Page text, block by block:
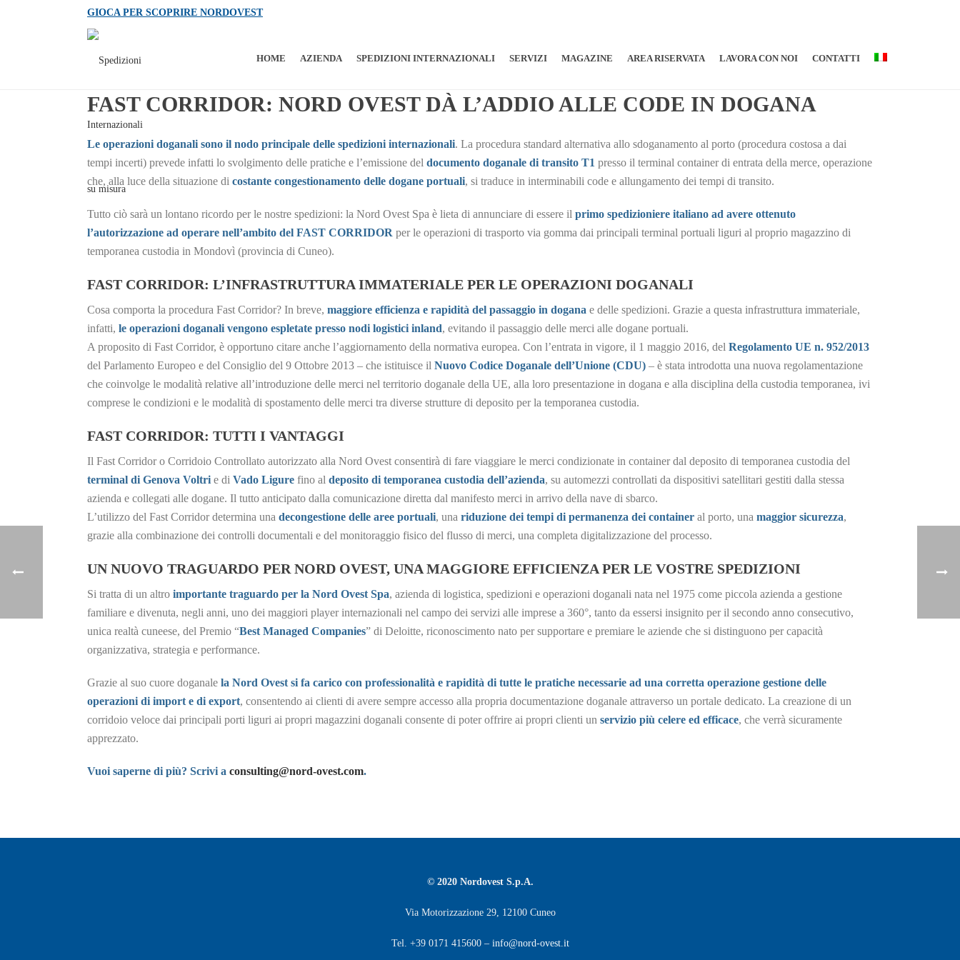
GIOCA PER SCOPRIRE NORDOVEST
HOME AZIENDA SPEDIZIONI INTERNAZIONALI SERVIZI MAGAZINE AREA RISERVATA LAVORA CON NOI CONTATTI
FAST CORRIDOR: NORD OVEST DÀ L’ADDIO ALLE CODE IN DOGANA
Le operazioni doganali sono il nodo principale delle spedizioni internazionali. La procedura standard alternativa allo sdoganamento al porto (procedura costosa a dai
tempi incerti) prevede infatti lo svolgimento delle pratiche e l’emissione del documento doganale di transito T1 presso il terminal container di entrata della merce, operazione
che, alla luce della situazione di costante congestionamento delle dogane portuali, si traduce in interminabili code e allungamento dei tempi di transito.
Tutto ciò sarà un lontano ricordo per le nostre spedizioni: la Nord Ovest Spa è lieta di annunciare di essere il primo spedizioniere italiano ad avere ottenuto
l’autorizzazione ad operare nell’ambito del FAST CORRIDOR per le operazioni di trasporto via gomma dai principali terminal portuali liguri al proprio magazzino di
temporanea custodia in Mondovì (provincia di Cuneo).
FAST CORRIDOR: L’INFRASTRUTTURA IMMATERIALE PER LE OPERAZIONI DOGANALI
Cosa comporta la procedura Fast Corridor? In breve, maggiore efficienza e rapidità del passaggio in dogana e delle spedizioni. Grazie a questa infrastruttura immateriale,
infatti, le operazioni doganali vengono espletate presso nodi logistici inland, evitando il passaggio delle merci alle dogane portuali.
A proposito di Fast Corridor, è opportuno citare anche l’aggiornamento della normativa europea. Con l’entrata in vigore, il 1 maggio 2016, del Regolamento UE n. 952/2013
del Parlamento Europeo e del Consiglio del 9 Ottobre 2013 – che istituisce il Nuovo Codice Doganale dell’Unione (CDU) – è stata introdotta una nuova regolamentazione
che coinvolge le modalità relative all’introduzione delle merci nel territorio doganale della UE, alla loro presentazione in dogana e alla disciplina della custodia temporanea, ivi
comprese le condizioni e le modalità di spostamento delle merci tra diverse strutture di deposito per la temporanea custodia.
FAST CORRIDOR: TUTTI I VANTAGGI
Il Fast Corridor o Corridoio Controllato autorizzato alla Nord Ovest consentirà di fare viaggiare le merci condizionate in container dal deposito di temporanea custodia del
terminal di Genova Voltri e di Vado Ligure fino al deposito di temporanea custodia dell’azienda, su automezzi controllati da dispositivi satellitari gestiti dalla stessa
azienda e collegati alle dogane. Il tutto anticipato dalla comunicazione diretta dal manifesto merci in arrivo della nave di sbarco.
L’utilizzo del Fast Corridor determina una decongestione delle aree portuali, una riduzione dei tempi di permanenza dei container al porto, una maggior sicurezza,
grazie alla combinazione dei controlli documentali e del monitoraggio fisico del flusso di merci, una completa digitalizzazione del processo.
UN NUOVO TRAGUARDO PER NORD OVEST, UNA MAGGIORE EFFICIENZA PER LE VOSTRE SPEDIZIONI
Si tratta di un altro importante traguardo per la Nord Ovest Spa, azienda di logistica, spedizioni e operazioni doganali nata nel 1975 come piccola azienda a gestione
familiare e divenuta, negli anni, uno dei maggiori player internazionali nel campo dei servizi alle imprese a 360°, tanto da essersi insignito per il secondo anno consecutivo,
unica realtà cuneese, del Premio “Best Managed Companies” di Deloitte, riconoscimento nato per supportare e premiare le aziende che si distinguono per capacità
organizzativa, strategia e performance.
Grazie al suo cuore doganale la Nord Ovest si fa carico con professionalità e rapidità di tutte le pratiche necessarie ad una corretta operazione gestione delle
operazioni di import e di export, consentendo ai clienti di avere sempre accesso alla propria documentazione doganale attraverso un portale dedicato. La creazione di un
corridoio veloce dai principali porti liguri ai propri magazzini doganali consente di poter offrire ai propri clienti un servizio più celere ed efficace, che verrà sicuramente
apprezzato.
Vuoi saperne di più? Scrivi a consulting@nord-ovest.com.
© 2020 Nordovest S.p.A.
Via Motorizzazione 29, 12100 Cuneo
Tel. +39 0171 415600 – info@nord-ovest.it